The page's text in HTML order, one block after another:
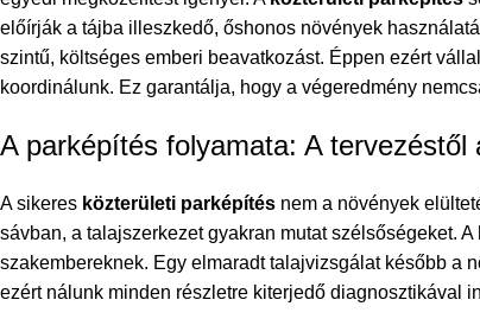
előírják a tájba illeszkedő, őshonos növények
szintű, költséges emberi beavatkozást. Éppen ezért
koordinálunk. Ez garantálja, hogy a végeredmény
A parképítés folyamata: A tervezéstől
A sikeres közterületi parképítés nem a növények
sávban, a talajszerkezet gyakran mutat szélsőségeket.
szakembereknek. Egy elmaradt talajvizsgálat később a
ezért nálunk minden részletre kiterjedő diagnosztikával